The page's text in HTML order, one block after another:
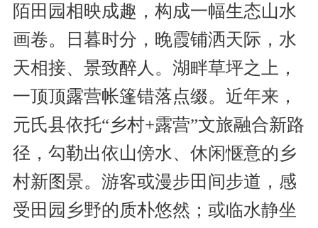
陌田园相映成趣，构成一幅生态山水
画卷。日暮时分，晚霞铺洒天际，水
天相接、景致醉人。湖畔草坪之上，
一顶顶露营帐篷错落点缀。近年来，
元氏县依托“乡村+露营”文旅融合新路
径，勾勒出依山傍水、休闲惬意的乡
村新图景。游客或漫步田间步道，感
受田园乡野的质朴悠然；或临水静坐